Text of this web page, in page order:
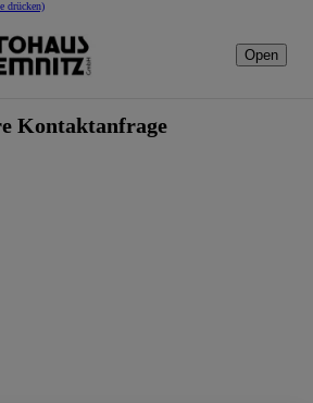
drücken)
Open
Kontaktanfrage